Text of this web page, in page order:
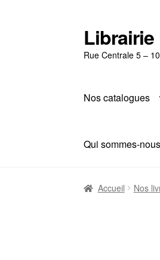
Aller
à
la
Aller
au
contenu
Rue Centrale 5 –
Nos catalogues
Qui sommes-nous
Accueil Nos